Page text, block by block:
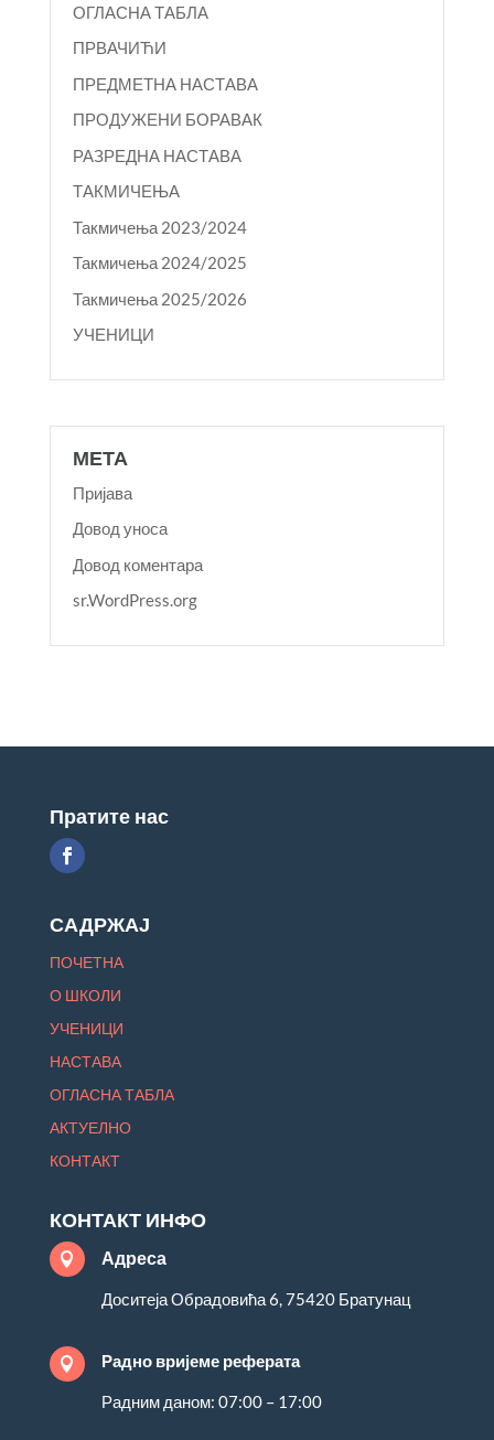
ОГЛАСНА ТАБЛА
ПРВАЧИЋИ
ПРЕДМЕТНА НАСТАВА
ПРОДУЖЕНИ БОРАВАК
РАЗРЕДНА НАСТАВА
ТАКМИЧЕЊА
Такмичења 2023/2024
Такмичења 2024/2025
Такмичења 2025/2026
УЧЕНИЦИ
МЕТА
Пријава
Довод уноса
Довод коментара
sr.WordPress.org
Пратите нас
САДРЖАЈ
ПОЧЕТНА
О ШКОЛИ
УЧЕНИЦИ
НАСТАВА
ОГЛАСНА ТАБЛА
АКТУЕЛНО
КОНТАКТ
КОНТАКТ ИНФО
 Адреса
Доситеја Обрадовића 6, 75420 Братунац
 Радно вријеме реферата
Радним даном: 07:00 – 17:00